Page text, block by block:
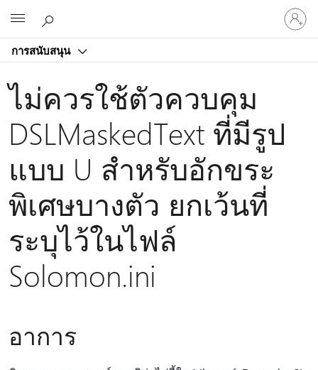
การสนับสนุน
ลงชื่อ
เข้า
บัญชี
ไม่ควรใช้ตัวควบคุม
DSLMaskedText ที่มีรูป
แบบ U สําหรับอักขระ
พิเศษบางตัว ยกเว้นที่
ระบุไว้ในไฟล์
Solomon.ini
อาการ